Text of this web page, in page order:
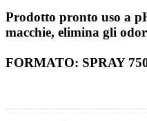
Prodotto pronto uso a
macchie, elimina gli
FORMATO: SPRAY